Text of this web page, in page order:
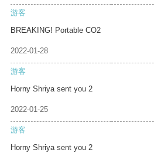
游客
BREAKING! Portable CO2
2022-01-28
游客
Horny Shriya sent you 2
2022-01-25
游客
Horny Shriya sent you 2